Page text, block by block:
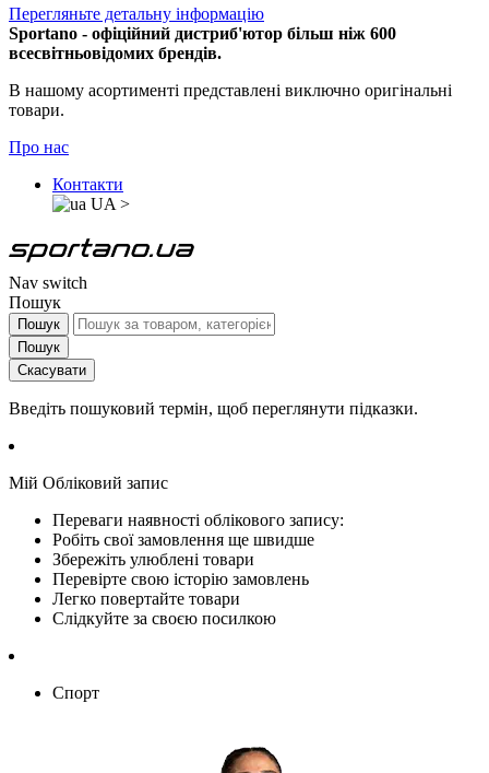
Перегляньте детальну інформацію
Sportano - офіційний дистриб'ютор більш ніж 600
всесвітньовідомих брендів.
В нашому асортименті представлені виключно оригінальні
товари.
Про нас
Контакти
UA >
Nav switch
Пошук
Пошук
Пошук
Скасувати
Введіть пошуковий термін, щоб переглянути підказки.
Мій Обліковий запис
Переваги наявності облікового запису:
Робіть свої замовлення ще швидше
Збережіть улюблені товари
Перевірте свою історію замовлень
Легко повертайте товари
Слідкуйте за своєю посилкою
Спорт